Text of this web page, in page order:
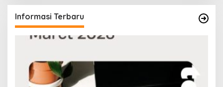
Informasi Terbaru